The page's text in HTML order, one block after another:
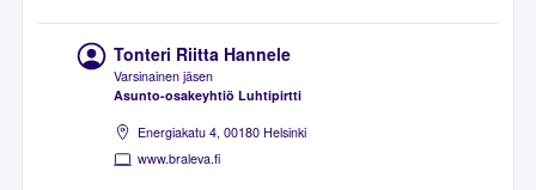
Tonteri Riitta Hannele
Varsinainen jäsen
Asunto-osakeyhtiö Luhtipirtti
Energiakatu 4, 00180 Helsinki
www.braleva.fi